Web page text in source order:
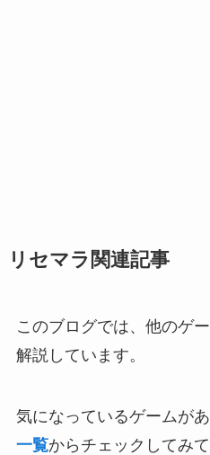
リセマラ関連記事
このブログでは、他のゲ
解説しています。
気になっているゲームがあ
一覧からチェックしてみて